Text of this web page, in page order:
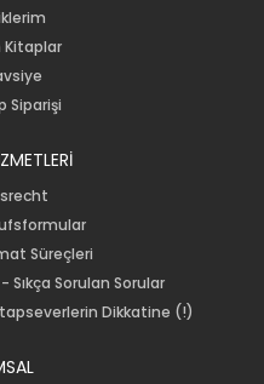
Kitaplar
Siparişi
Süreçleri
Sıkça Sorulan Sorular
Dikkatine (!)